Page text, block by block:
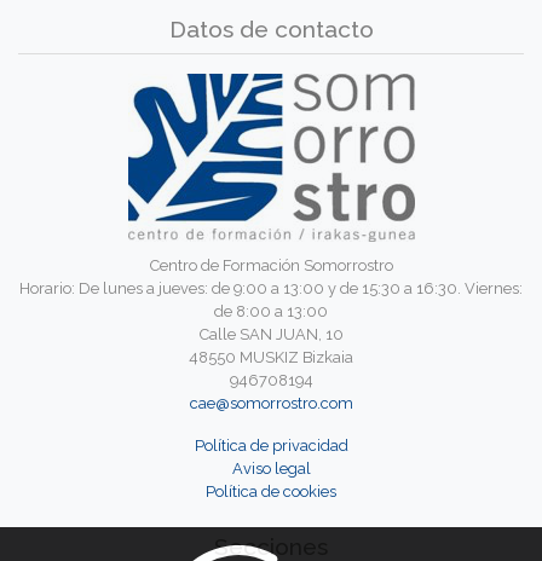
Datos de contacto
Centro de Formación Somorrostro
Horario: De lunes a jueves: de 9:00 a 13:00 y de 15:30 a 16:30. Viernes:
de 8:00 a 13:00
Calle SAN JUAN, 10
48550 MUSKIZ Bizkaia
946708194
cae@somorrostro.com
Política de privacidad
Aviso legal
Política de cookies
Secciones